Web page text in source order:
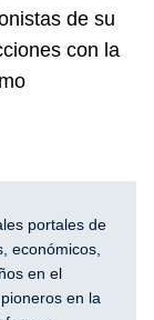
de su
con la
portales de
económicos,
en el
en la